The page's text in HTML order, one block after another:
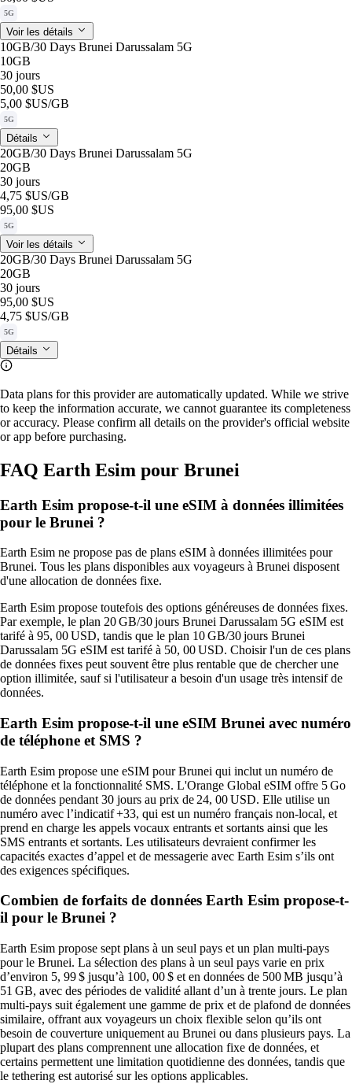
5G
Voir les détails
10GB/30 Days Brunei Darussalam 5G
10GB
30 jours
50,00 $US
5,00 $US/GB
5G
Détails
20GB/30 Days Brunei Darussalam 5G
20GB
30 jours
4,75 $US/GB
95,00 $US
5G
Voir les détails
20GB/30 Days Brunei Darussalam 5G
20GB
30 jours
95,00 $US
4,75 $US/GB
5G
Détails
Data plans for this provider are automatically updated. While we strive
to keep the information accurate, we cannot guarantee its completeness
or accuracy. Please confirm all details on the provider's official website
or app before purchasing.
FAQ Earth Esim pour Brunei
Earth Esim propose-t-il une eSIM à données illimitées
pour le Brunei ?
Earth Esim ne propose pas de plans eSIM à données illimitées pour
Brunei. Tous les plans disponibles aux voyageurs à Brunei disposent
d'une allocation de données fixe.
Earth Esim propose toutefois des options généreuses de données fixes.
Par exemple, le plan 20 GB/30 jours Brunei Darussalam 5G eSIM est
tarifé à 95, 00 USD, tandis que le plan 10 GB/30 jours Brunei
Darussalam 5G eSIM est tarifé à 50, 00 USD. Choisir l'un de ces plans
de données fixes peut souvent être plus rentable que de chercher une
option illimitée, sauf si l'utilisateur a besoin d'un usage très intensif de
données.
Earth Esim propose-t-il une eSIM Brunei avec numéro
de téléphone et SMS ?
Earth Esim propose une eSIM pour Brunei qui inclut un numéro de
téléphone et la fonctionnalité SMS. L'Orange Global eSIM offre 5 Go
de données pendant 30 jours au prix de 24, 00 USD. Elle utilise un
numéro avec l’indicatif +33, qui est un numéro français non‑local, et
prend en charge les appels vocaux entrants et sortants ainsi que les
SMS entrants et sortants. Les utilisateurs devraient confirmer les
capacités exactes d’appel et de messagerie avec Earth Esim s’ils ont
des exigences spécifiques.
Combien de forfaits de données Earth Esim propose-t-
il pour le Brunei ?
Earth Esim propose sept plans à un seul pays et un plan multi‑pays
pour le Brunei. La sélection des plans à un seul pays varie en prix
d’environ 5, 99 $ jusqu’à 100, 00 $ et en données de 500 MB jusqu’à
51 GB, avec des périodes de validité allant d’un à trente jours. Le plan
multi‑pays suit également une gamme de prix et de plafond de données
similaire, offrant aux voyageurs un choix flexible selon qu’ils ont
besoin de couverture uniquement au Brunei ou dans plusieurs pays. La
plupart des plans comprennent une allocation fixe de données, et
certains permettent une limitation quotidienne des données, tandis que
le tethering est autorisé sur les options applicables.